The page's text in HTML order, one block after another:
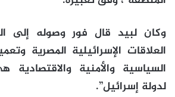
وكان لبيد قال فور وصوله إلى
العلاقات الإسرائيلية المصرية
السياسية والأمنية
لدولة إسرائيل”.